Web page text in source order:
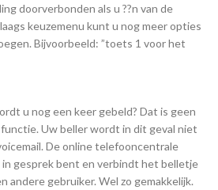
doorverbonden als u ??n van de
keuzemenu kunt u nog meer opties
Bijvoorbeeld: ”toets 1 voor het
u nog een keer gebeld? Dat is geen
Uw beller wordt in dit geval niet
De online telefooncentrale
gesprek bent en verbindt het belletje
andere gebruiker. Wel zo gemakkelijk.